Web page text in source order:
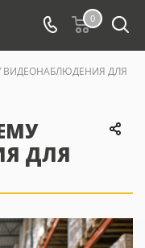
0
ВИДЕОНАБЛЮДЕНИЯ ДЛЯ
ДЛЯ